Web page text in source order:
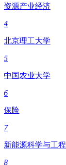
资源产业经济
4
北京理工大学
5
中国农业大学
6
保险
7
新能源科学与工程
8